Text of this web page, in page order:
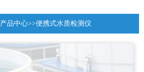
产品中心>>便携式水质检测仪